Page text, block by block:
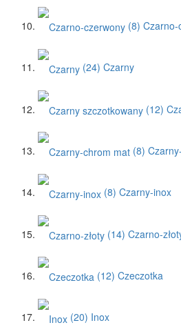
(8)
(24) Czarny
(12)
(8)
(8) Czarny-inox
(14) Czarno-
(12) Czeczotka
(20) Inox